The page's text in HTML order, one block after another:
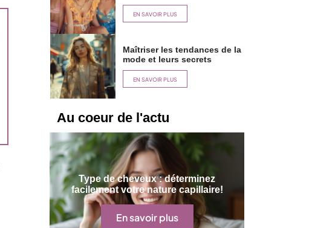
EN SAVOIR PLUS
Maîtriser les tendances de la
mode et leurs secrets
EN SAVOIR PLUS
Au coeur de l'actu
Type de cheveux : déterminez
facilement votre nature capillaire!
En savoir plus